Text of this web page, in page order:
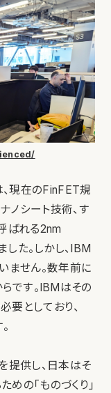
現在のFinFET規
ノシート技術、す
ばれる2nm
た。しかし、IBM
ません。数年前に
です。IBMはその
要としており、
提供し、日本はそ
の「ものづくり」